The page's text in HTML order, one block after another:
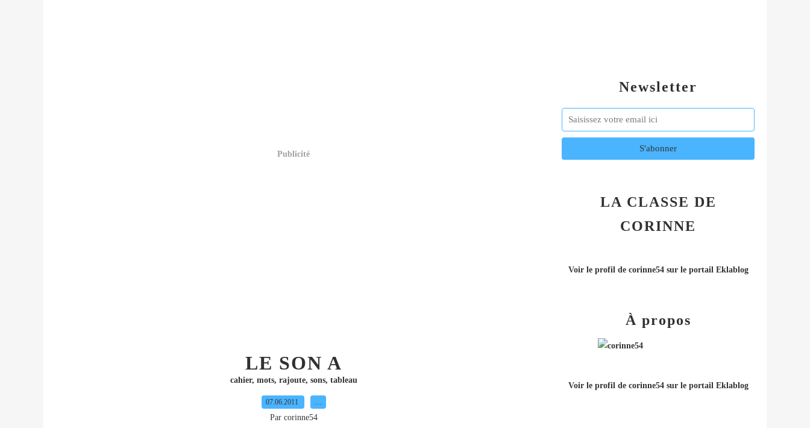
Publicité
LE SON A
cahier, mots, rajoute, sons, tableau
07.06.2011 …
Par corinne54
Newsletter
LA CLASSE DE
CORINNE
Voir le profil de corinne54sur le portail Eklablog
À propos
Voir le profil de corinne54sur le portail Eklablog